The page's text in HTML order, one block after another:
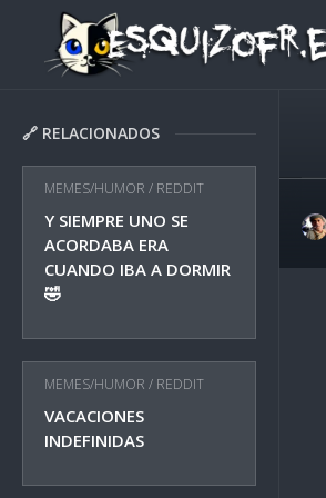
content
🔗 RELACIONADOS
MEMES/HUMOR / REDDIT
Y SIEMPRE UNO SE
ACORDABA ERA
CUANDO IBA A DORMIR
🤣
MEMES/HUMOR / REDDIT
VACACIONES
INDEFINIDAS